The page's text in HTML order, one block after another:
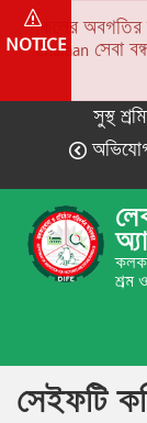
NOTICE
সকলের অবগতির
Chalaan সেবা
সুস্থ
শ্রম
সেইফটি